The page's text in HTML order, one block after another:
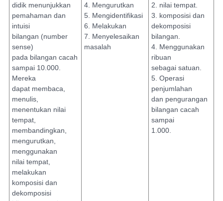
didik menunjukkan
pemahaman dan
intuisi
bilangan (number
sense)
pada bilangan cacah
sampai 10.000.
Mereka
dapat membaca,
menulis,
menentukan nilai
tempat,
membandingkan,
mengurutkan,
menggunakan
nilai tempat,
melakukan
komposisi dan
dekomposisi
4. Mengurutkan
5. Mengidentifikasi
6. Melakukan
7. Menyelesaikan
masalah
2. nilai tempat.
3. komposisi dan
dekomposisi
bilangan.
4. Menggunakan
ribuan
sebagai satuan.
5. Operasi
penjumlahan
dan pengurangan
bilangan cacah
sampai
1.000.